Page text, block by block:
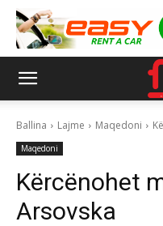
Ballina Lajme Maqedoni
Maqedoni
Kërcënohet
Arsovska